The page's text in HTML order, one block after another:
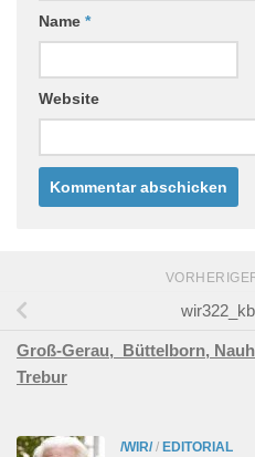
Name *
Website
Groß-Gerau, Büttelborn,
Trebur
/WIR/ / EDITORIAL